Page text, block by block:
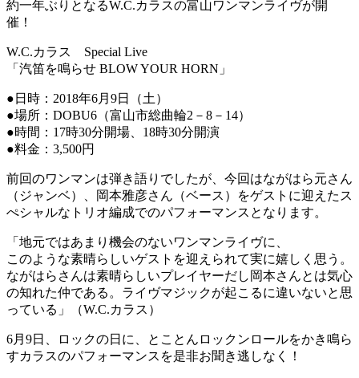
約一年ぶりとなるW.C.カラスの富山ワンマンライヴが開
催！
W.C.カラス Special Live
「汽笛を鳴らせ BLOW YOUR HORN」
●日時：2018年6月9日（土）
●場所：DOBU6（富山市総曲輪2－8－14）
●時間：17時30分開場、18時30分開演
●料金：3,500円
前回のワンマンは弾き語りでしたが、今回はながはら元さん
（ジャンベ）、岡本雅彦さん（ベース）をゲストに迎えたス
ぺシャルなトリオ編成でのパフォーマンスとなります。
「地元ではあまり機会のないワンマンライヴに、
このような素晴らしいゲストを迎えられて実に嬉しく思う。
ながはらさんは素晴らしいプレイヤーだし岡本さんとは気⼼
の知れた仲である。ライヴマジックが起こるに違いないと思
っている」（W.C.カラス）
6月9日、ロックの日に、とことんロックンロールをかき鳴ら
すカラスのパフォーマンスを是非お聞き逃しなく！